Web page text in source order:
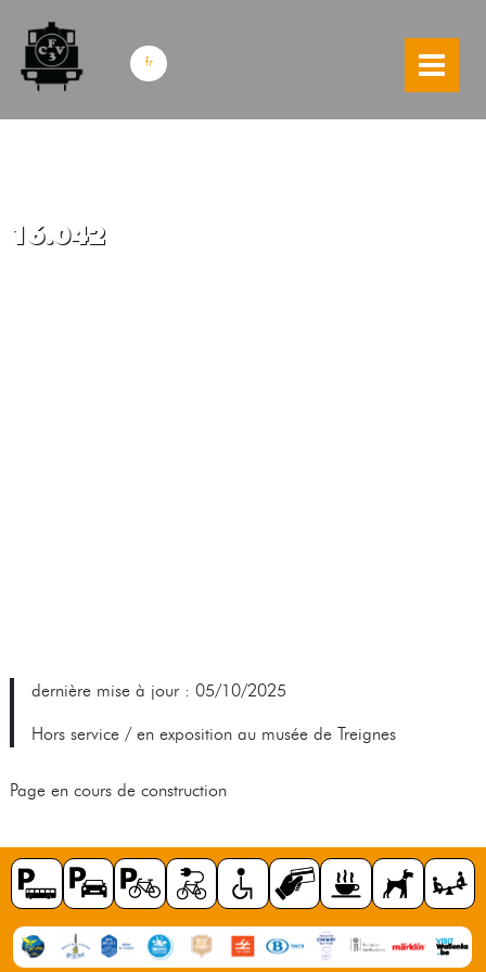
skip to content
fr
16.042
dernière mise à jour : 05/10/2025
Hors service / en exposition au musée de Treignes
Page en cours de construction